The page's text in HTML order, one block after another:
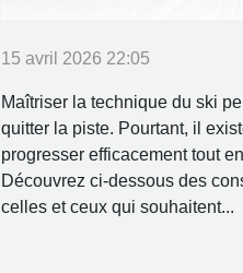
15 avril 2026 22:05
Maîtriser la technique du ski
quitter la piste. Pourtant, il
progresser efficacement tout
Découvrez ci-dessous des
celles et ceux qui souhaitent...